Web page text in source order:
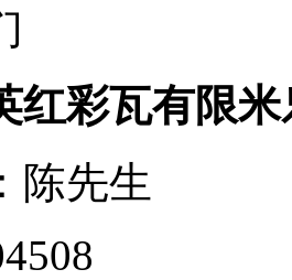
红彩瓦有限
陈先生